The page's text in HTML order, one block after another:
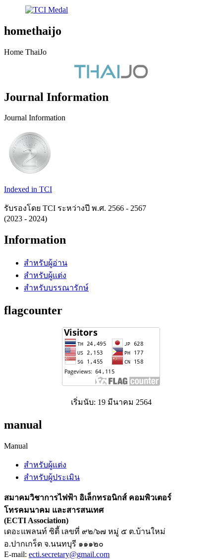
homethaijo
Home ThaiJo
Journal Information
Journal Information
Indexed in TCI
รับรองโดย TCI ระหว่างปี พ.ศ. 2566 - 2567
(2023 - 2024)
Information
สำหรับผู้อ่าน
สำหรับผู้แต่ง
สำหรับบรรณารักษ์
flagcounter
เริ่มนับ: 19 มีนาคม 2564
manual
Manual
สำหรับผู้แต่ง
สำหรับผู้ประเมิน
สมาคมวิชาการไฟฟ้า อิเล็กทรอนิกส์ คอมพิวเตอร์
โทรคมนาคม และสารสนเทศ
(ECTI Association)
เดอะแพลนท์ ซิตี้ เลขที่ ๙๒/๖๗ หมู่ ๕ ต.บ้านใหม่
อ.ปากเกร็ด จ.นนทบุรี ๑๑๑๒๐
E-mail: ecti.secretary@gmail.com